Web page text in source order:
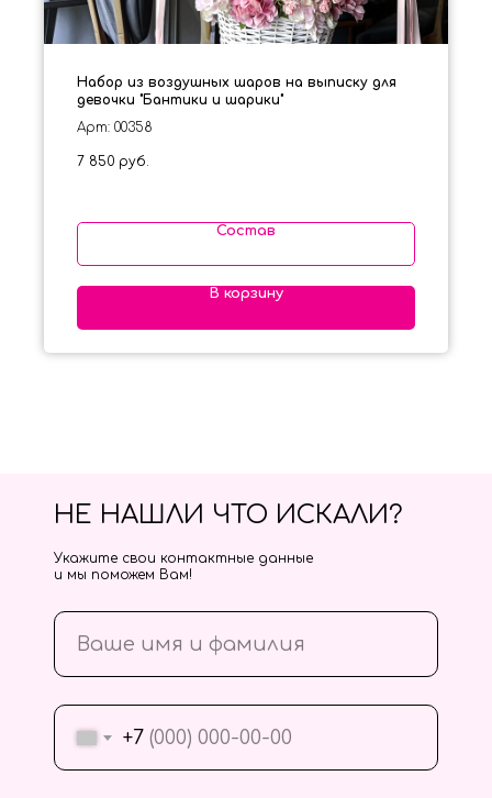
Набор из воздушных шаров на выписку для
девочки "Бантики и шарики"
Арт: 00358
7 850 руб.
Состав
В корзину
+7
НЕ НАШЛИ ЧТО ИСКАЛИ?
Укажите свои контактные данные
и мы поможем Вам!